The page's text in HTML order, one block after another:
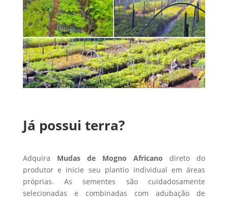
Já possui terra?
Adquira Mudas de Mogno Africano direto do
produtor e inicie seu plantio individual em áreas
próprias. As sementes são cuidadosamente
selecionadas e combinadas com adubação de